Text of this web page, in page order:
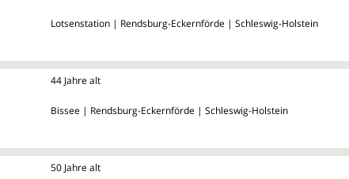
Lotsenstation | Rendsburg-Eckernförde | Schleswig-Holstein
44 Jahre alt
Bissee | Rendsburg-Eckernförde | Schleswig-Holstein
50 Jahre alt